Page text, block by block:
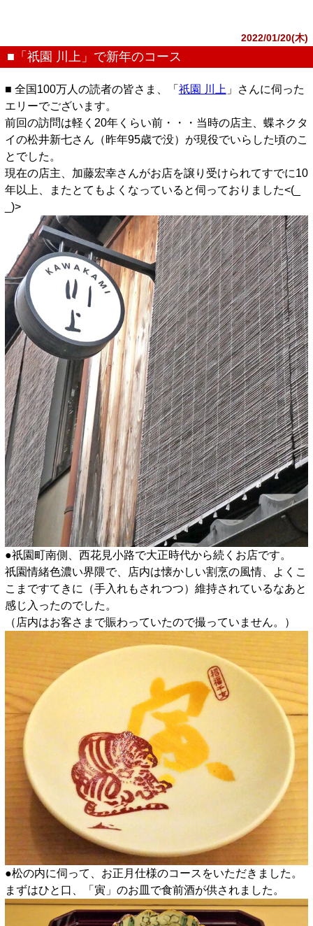
2022/01/20(木)
■「祇園 川上」で新年のコース
■ 全国100万人の読者の皆さま、「 祇園 川上 」さんに伺った
エリーでございます。
前回の訪問は軽く20年くらい前・・・当時の店主、蝶ネクタ
イの松井新七さん（昨年95歳で没）が現役でいらした頃のこ
とでした。
現在の店主、加藤宏幸さんがお店を譲り受けられてすでに10
年以上、またとてもよくなっていると伺っておりました<(_
_)>
●祇園町南側、西花見小路で大正時代から続くお店です。
祇園情緒色濃い界隈で、店内は懐かしい割烹の風情、よくこ
こまですてきに（手入れもされつつ）維持されているなあと
感じ入ったのでした。
（店内はお客さまで賑わっていたので撮っていません。）
●松の内に伺って、お正月仕様のコースをいただきました。
まずはひと口、「寅」のお皿で食前酒が供されました。